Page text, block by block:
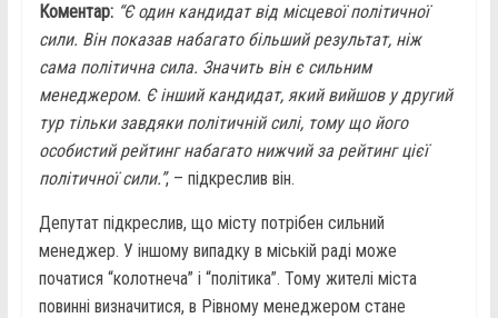
Коментар: “Є один кандидат від місцевої політичної
сили. Він показав набагато більший результат, ніж
сама політична сила. Значить він є сильним
менеджером. Є інший кандидат, який вийшов у другий
тур тільки завдяки політичній силі, тому що його
особистий рейтинг набагато нижчий за рейтинг цієї
політичної сили.”, – підкреслив він.
Депутат підкреслив, що місту потрібен сильний
менеджер. У іншому випадку в міській раді може
початися “колотнеча” і “політика”. Тому жителі міста
повинні визначитися, в Рівному менеджером стане